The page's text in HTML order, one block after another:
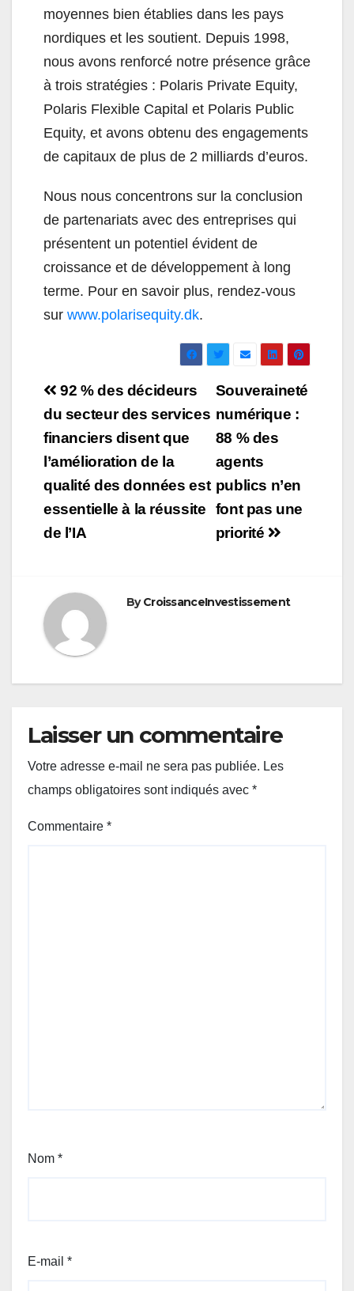
moyennes bien établies dans les pays
nordiques et les soutient. Depuis 1998,
nous avons renforcé notre présence grâce
à trois stratégies : Polaris Private Equity,
Polaris Flexible Capital et Polaris Public
Equity, et avons obtenu des engagements
de capitaux de plus de 2 milliards d’euros.
Nous nous concentrons sur la conclusion
de partenariats avec des entreprises qui
présentent un potentiel évident de
croissance et de développement à long
terme. Pour en savoir plus, rendez-vous
sur www.polarisequity.dk.
Navigation
de
l’article
Souveraineté
numérique :
88 % des
agents
publics n’en
font pas une
priorité
92 % des décideurs
du secteur des services
financiers disent que
l’amélioration de la
qualité des données est
essentielle à la réussite
de l’IA
ByCroissanceInvestissement
Laisser un commentaire
Votre adresse e-mail ne sera pas publiée. Les
champs obligatoires sont indiqués avec *
Commentaire *
Nom *
E-mail *